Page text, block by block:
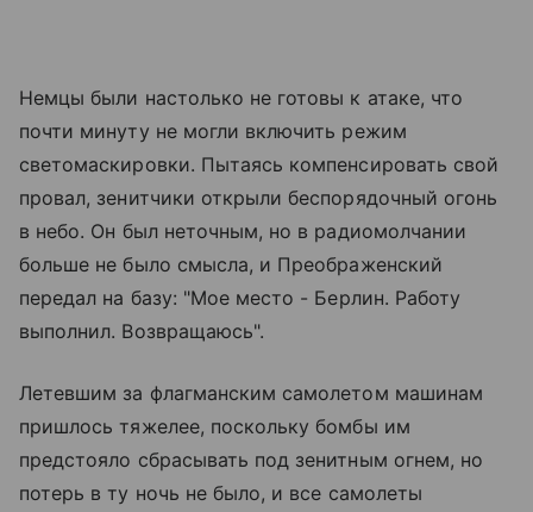
Немцы были настолько не готовы к атаке, что
почти минуту не могли включить режим
светомаскировки. Пытаясь компенсировать свой
провал, зенитчики открыли беспорядочный огонь
в небо. Он был неточным, но в радиомолчании
больше не было смысла, и Преображенский
передал на базу: "Мое место - Берлин. Работу
выполнил. Возвращаюсь".
Летевшим за флагманским самолетом машинам
пришлось тяжелее, поскольку бомбы им
предстояло сбрасывать под зенитным огнем, но
потерь в ту ночь не было, и все самолеты